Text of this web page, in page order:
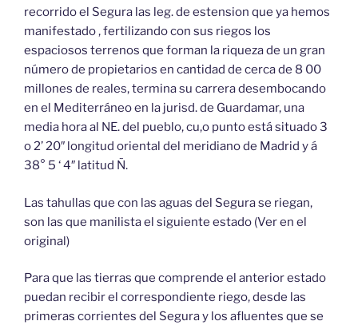
recorrido el Segura las leg. de estension que ya hemos
manifestado , fertilizando con sus riegos los
espaciosos terrenos que forman la riqueza de un gran
número de propietarios en cantidad de cerca de 8 00
millones de reales, termina su carrera desembocando
en el Mediterráneo en la jurisd. de Guardamar, una
media hora al NE. del pueblo, cu,o punto está situado 3
o 2’ 20″ longitud oriental del meridiano de Madrid y á
38° 5 ‘ 4″ latitud Ñ.
Las tahullas que con las aguas del Segura se riegan,
son las que manilista el siguiente estado (Ver en el
original)
Para que las tierras que comprende el anterior estado
puedan recibir el correspondiente riego, desde las
primeras corrientes del Segura y los afluentes que se